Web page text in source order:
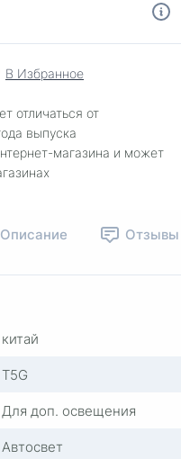
В Избранное
отличаться от
выпуска
магазина и может
Описание Отзывы
китай
T5G
Для доп. освещения
Автосвет